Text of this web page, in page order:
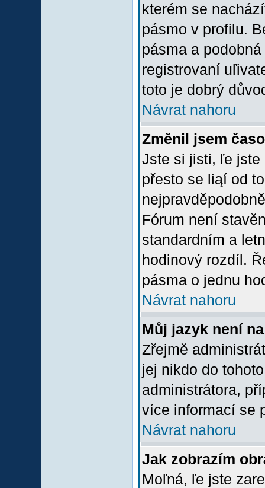
kterém se
pásmo v profilu.
pásma a
registrovaní
toto je dobrý
Návrat nahoru
Změnil jsem
Jste si jisti, ľe jste
přesto se liąí od
Fórum není
standardním a
hodinový rozdíl.
pásma o jednu
Návrat nahoru
Můj jazyk není
Zřejmě
jej nikdo do
administrátora,
více informací se
Návrat nahoru
Jak zobrazím
Moľná, ľe jste